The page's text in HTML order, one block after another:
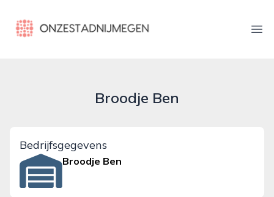
onzestadnijmegen.nl
Broodje Ben
Bedrijfsgegevens
Broodje Ben